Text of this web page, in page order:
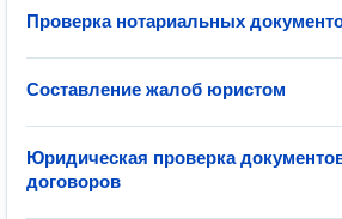
Проверка нотариальных
Составление жалоб юристом
Юридическая проверка
договоров